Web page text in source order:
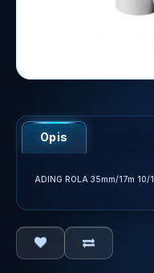
Opis
ADING ROLA 35mm/17m 10/1